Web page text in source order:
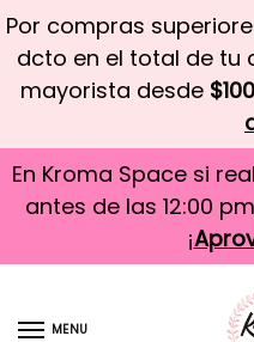
Por compras
dcto en el total de tu
mayorista desde
En Kroma Space si
antes de las 12:00
¡
MENU